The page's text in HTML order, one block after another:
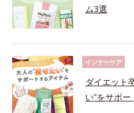
ム3選
インナーケア
ダイエット
い”をサポ